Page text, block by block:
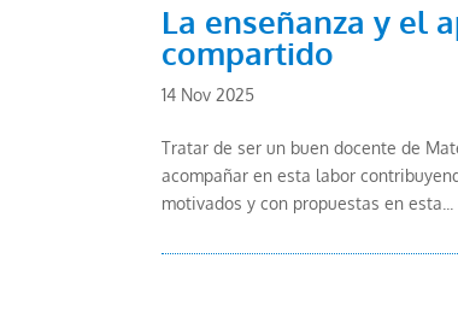
La enseñanza y el
compartido
14 Nov 2025
Tratar de ser un buen docente de
acompañar en esta labor
motivados y con propuestas en esta...